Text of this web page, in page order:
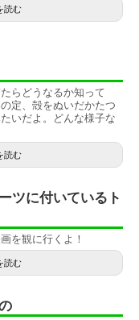
読む
らどうなるか知って
定、殻をぬいだかたつ
いだよ。どんな様子な
読む
ツに付いているト
を観に行くよ！
読む